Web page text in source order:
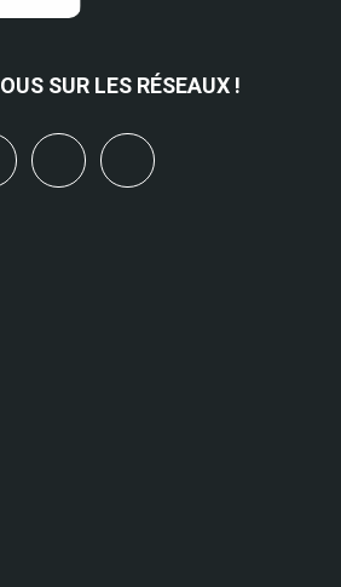
SUR LES RÉSEAUX !
youtubebluesky mastodon